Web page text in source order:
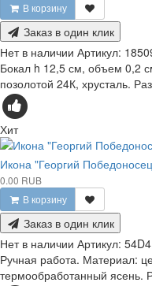
В корзину
Заказ в один клик
Нет в наличии Артикул:
Бокал h 12,5 см, объем 0,2
позолотой 24К, хрусталь.
Хит
Икона "Георгий
0.00 RUB
В корзину
Заказ в один клик
Нет в наличии Артикул:
Ручная работа. Материал:
термообработанный ясень.